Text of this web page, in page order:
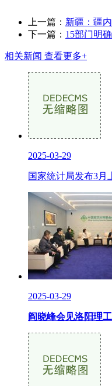
上一篇： 新疆：疆
下一篇： 15部门明
相关新闻 查看更多+
2025-03-29
国家统计局发布3月
2025-03-29
阎晓峰会见洛阳理